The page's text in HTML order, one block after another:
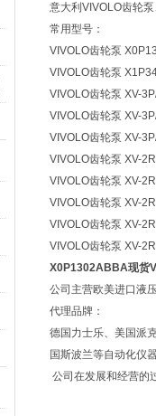
意大利VIVOLO齿轮
常用型号：
VIVOLO齿轮泵
VIVOLO齿轮泵
VIVOLO齿轮泵 XV-
VIVOLO齿轮泵 XV-
VIVOLO齿轮泵 XV-
VIVOLO齿轮泵 XV-
VIVOLO齿轮泵 XV-
VIVOLO齿轮泵 XV-
VIVOLO齿轮泵 XV-
VIVOLO齿轮泵 XV-
X0P1302ABBA现货
公司主营欧美进口液
代理品牌：
德国力士乐、美国派
国斯波兰等自动化仪
公司在发展和经营的